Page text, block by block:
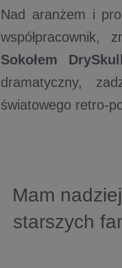
Nad aranżem i
Sokołem
DrySkull
dramatyczny,
światowego retro-
Mam
starszych